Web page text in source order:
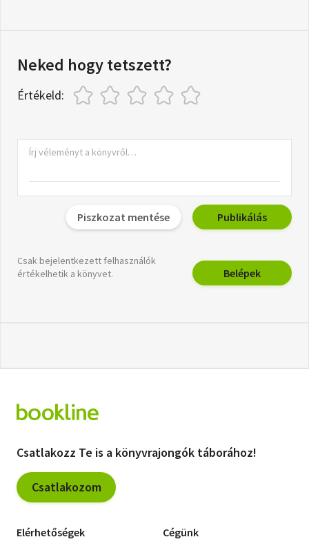
Neked hogy tetszett?
Értékeld:
Piszkozat mentése Publikálás
Csak bejelentkezett felhasználók
értékelhetik a könyvet.
Belépek
Csatlakozz Te is a könyvrajongók táborához!
Csatlakozom
Elérhetőségek Cégünk